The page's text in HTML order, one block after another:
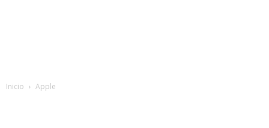
Inicio Apple